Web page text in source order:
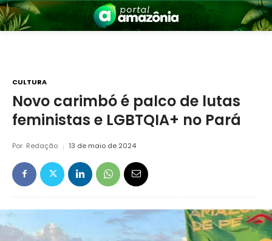
Amazônia
CULTURA
Novo carimbó é palco de lutas
feministas e LGBTQIA+ no Pará
Por Redação 13 de maio de 2024